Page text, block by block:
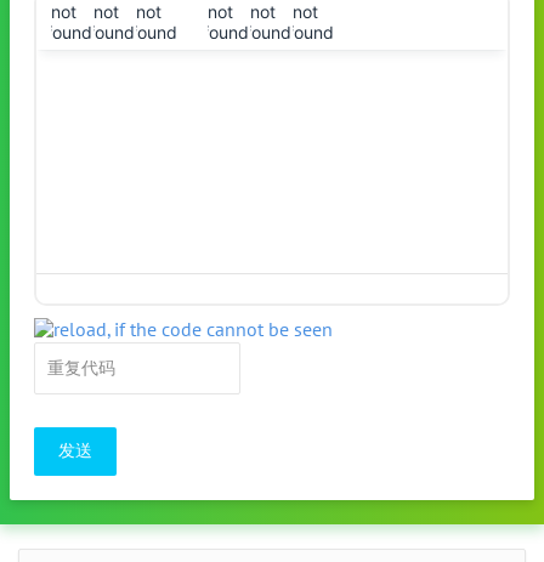
!not
found!
!not
found!
!not
found!
!not
found!
!not
found!
!not
found!
发送